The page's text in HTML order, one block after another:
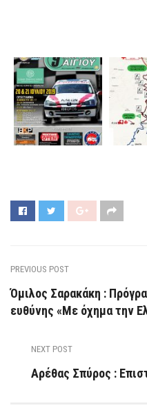
PREVIOUS POST
Όμιλος Σαρακάκη :
ευθύνης «Με όχημα την
NEXT POST
Αρέθας Σπύρος :